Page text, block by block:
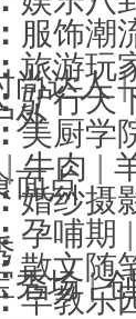
： 服饰潮
尚达人
旅游玩
外
驴行天
美厨学
面点
牛肉 |
婚纱摄
孕哺期 |
秀场|
散文随
早教乐